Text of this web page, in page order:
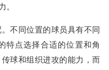
。
不同位置的球员具有不同
特点选择合适的位置和角
球和组织进攻的能力，而